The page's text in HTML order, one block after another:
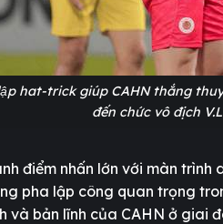
hat-trick giúp CAHN thắng
đến chức vô địch
điểm nhấn lớn với màn
pha lập công quan trọng
và bản lĩnh của CAHN ở giai